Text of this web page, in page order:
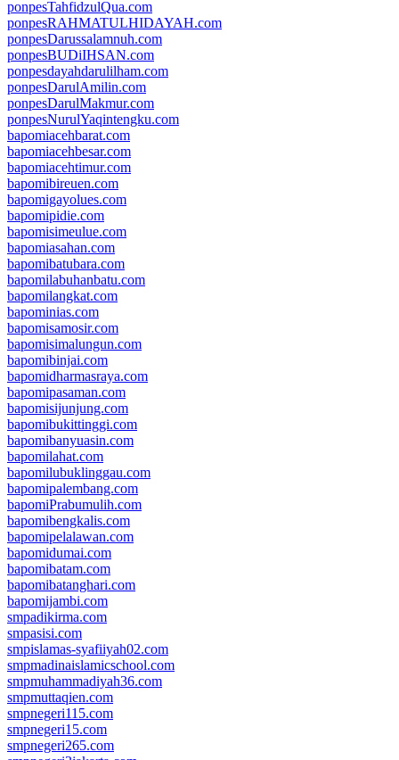
ponpesTahfidzulQua.com
ponpesRAHMATULHIDAYAH.com
ponpesDarussalamnuh.com
ponpesBUDiIHSAN.com
ponpesdayahdarulilham.com
ponpesDarulAmilin.com
ponpesDarulMakmur.com
ponpesNurulYaqintengku.com
bapomiacehbarat.com
bapomiacehbesar.com
bapomiacehtimur.com
bapomibireuen.com
bapomigayolues.com
bapomipidie.com
bapomisimeulue.com
bapomiasahan.com
bapomibatubara.com
bapomilabuhanbatu.com
bapomilangkat.com
bapominias.com
bapomisamosir.com
bapomisimalungun.com
bapomibinjai.com
bapomidharmasraya.com
bapomipasaman.com
bapomisijunjung.com
bapomibukittinggi.com
bapomibanyuasin.com
bapomilahat.com
bapomilubuklinggau.com
bapomipalembang.com
bapomiPrabumulih.com
bapomibengkalis.com
bapomipelalawan.com
bapomidumai.com
bapomibatam.com
bapomibatanghari.com
bapomijambi.com
smpadikirma.com
smpasisi.com
smpislamas-syafiiyah02.com
smpmadinaislamicschool.com
smpmuhammadiyah36.com
smpmuttaqien.com
smpnegeri115.com
smpnegeri15.com
smpnegeri265.com